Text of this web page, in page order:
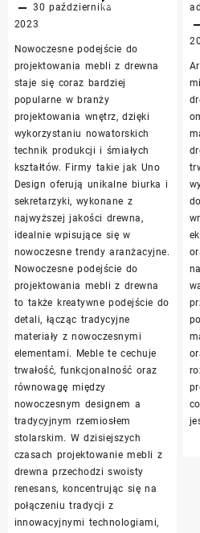
30 października
2023
komentowania
designie
mebli
z
Nowoczesne podejście do
projektowania mebli z drewna
staje się coraz bardziej
popularne w branży
projektowania wnętrz, dzięki
wykorzystaniu nowatorskich
technik produkcji i śmiałych
kształtów. Firmy takie jak Uno
Design oferują unikalne biurka i
sekretarzyki, wykonane z
najwyższej jakości drewna,
idealnie wpisujące się w
nowoczesne trendy aranżacyjne.
Nowoczesne podejście do
projektowania mebli z drewna
to także kreatywne podejście do
detali, łącząc tradycyjne
materiały z nowoczesnymi
elementami. Meble te cechuje
trwałość, funkcjonalność oraz
równowagę między
nowoczesnym designem a
tradycyjnym rzemiosłem
stolarskim. W dzisiejszych
czasach projektowanie mebli z
drewna przechodzi swoisty
renesans, koncentrując się na
połączeniu tradycji z
innowacyjnymi technologiami,